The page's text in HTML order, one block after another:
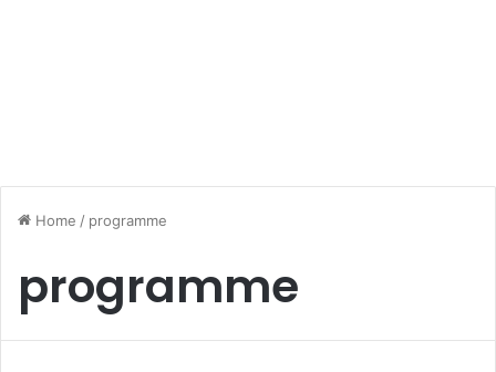
Home / programme
programme